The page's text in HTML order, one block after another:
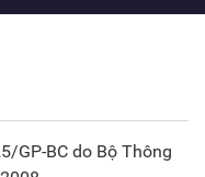
GP-BC do Bộ Thông